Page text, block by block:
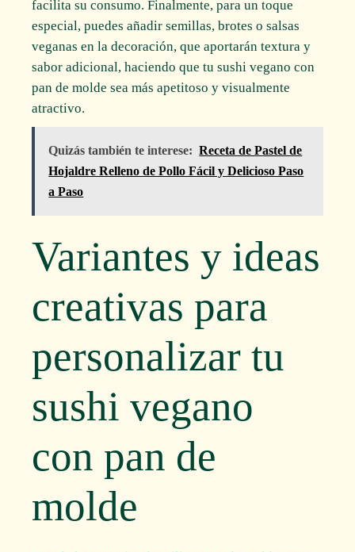
facilita su consumo. Finalmente, para un toque
especial, puedes añadir semillas, brotes o salsas
veganas en la decoración, que aportarán textura y
sabor adicional, haciendo que tu sushi vegano con
pan de molde sea más apetitoso y visualmente
atractivo.
Quizás también te interese: Receta de Pastel de
Hojaldre Relleno de Pollo Fácil y Delicioso Paso
a Paso
Variantes y ideas
creativas para
personalizar tu
sushi vegano
con pan de
molde